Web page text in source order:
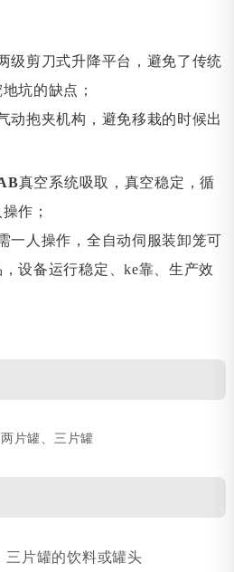
级剪刀式升降平台 ， 避免了传统
坑的缺点；
动抱夹机构 ， 避免移栽的时候出
真空系统吸取 ， 真空稳定 ，循
作；
一人操作， 全自动伺服装卸笼可
，设备运行稳定、ke靠、生产效
片罐、三片罐
三片罐的饮料或罐头